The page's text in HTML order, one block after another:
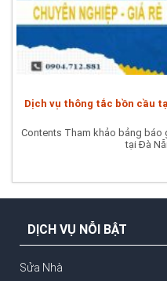
Dịch vụ thông tắc bồn cầu
Contents Tham khảo bảng báo
tại Đà
DỊCH VỤ NỖI BẬT
Sửa Nhà